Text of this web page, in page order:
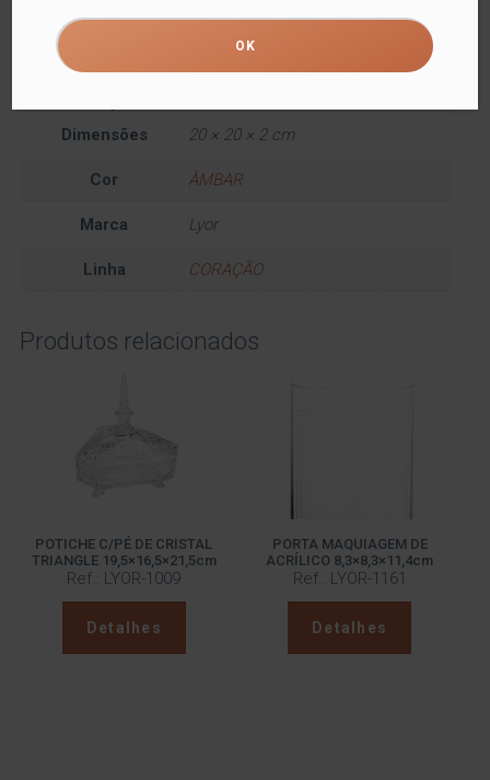
Informação adicional
Dimensões 20 × 20 × 2 cm
Cor ÂMBAR
Marca Lyor
Linha CORAÇÃO
Produtos relacionados
POTICHE C/PÉ DE CRISTAL
TRIANGLE 19,5×16,5×21,5cm
Ref.: LYOR-1009
Detalhes
PORTA MAQUIAGEM DE
ACRÍLICO 8,3×8,3×11,4cm
Ref.: LYOR-1161
Detalhes